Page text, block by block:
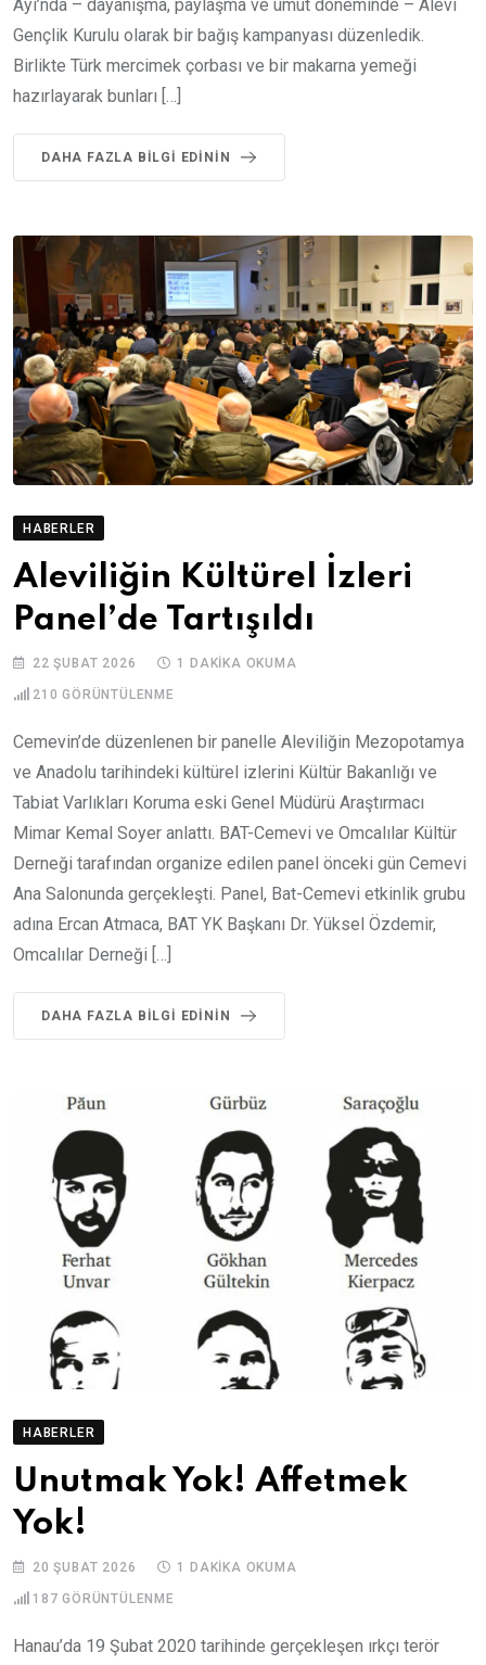
Ayı’nda – dayanışma, paylaşma ve umut döneminde – Alevi
Gençlik Kurulu olarak bir bağış kampanyası düzenledik.
Birlikte Türk mercimek çorbası ve bir makarna yemeği
hazırlayarak bunları […]
DAHA FAZLA BILGI EDININ
HABERLER
Aleviliğin Kültürel İzleri
Panel’de Tartışıldı
22 ŞUBAT 2026 1 DAKIKA OKUMA
210 GÖRÜNTÜLENME
Cemevin’de düzenlenen bir panelle Aleviliğin Mezopotamya
ve Anadolu tarihindeki kültürel izlerini Kültür Bakanlığı ve
Tabiat Varlıkları Koruma eski Genel Müdürü Araştırmacı
Mimar Kemal Soyer anlattı. BAT-Cemevi ve Omcalılar Kültür
Derneği tarafından organize edilen panel önceki gün Cemevi
Ana Salonunda gerçekleşti. Panel, Bat-Cemevi etkinlik grubu
adına Ercan Atmaca, BAT YK Başkanı Dr. Yüksel Özdemir,
Omcalılar Derneği […]
DAHA FAZLA BILGI EDININ
HABERLER
Unutmak Yok! Affetmek
Yok!
20 ŞUBAT 2026 1 DAKIKA OKUMA
187 GÖRÜNTÜLENME
Hanau’da 19 Şubat 2020 tarihinde gerçekleşen ırkçı terör